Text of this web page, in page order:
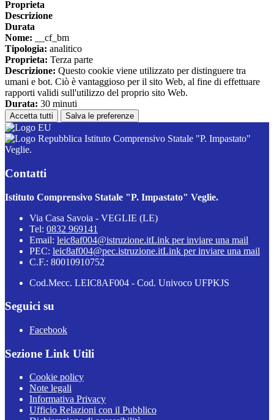
Proprieta
Descrizione
Durata
Nome: __cf_bm
Tipologia: analitico
Proprieta: Terza parte
Descrizione: Questo cookie viene utilizzato per distinguere tra
umani e bot. Ciò è vantaggioso per il sito Web, al fine di effettuare
rapporti validi sull'utilizzo del proprio sito Web.
Durata: 30 minuti
Accetta tutti Salva le preferenze
Istituto Comprensivo Statale "P. Impastato"
Veglie.
Contatti
Istituto Comprensivo Statale "P. Impastato" Veglie.
Via Casa Savoia - VEGLIE (LE)
Tel: 0832 969141
Email: leic8af004@istruzione.itLink per inviare una mail
PEC: leic8af004@pec.istruzione.itLink per inviare una mail
C.F.: 80010910752
Cod.Mecc. LEIC8AF004 - Cod. Univoco UFPKJS
Seguici su
Facebook
Sezione Link Utili
Cookie policy
Note legali
Informativa Privacy
Ufficio Relazioni con il Pubblico